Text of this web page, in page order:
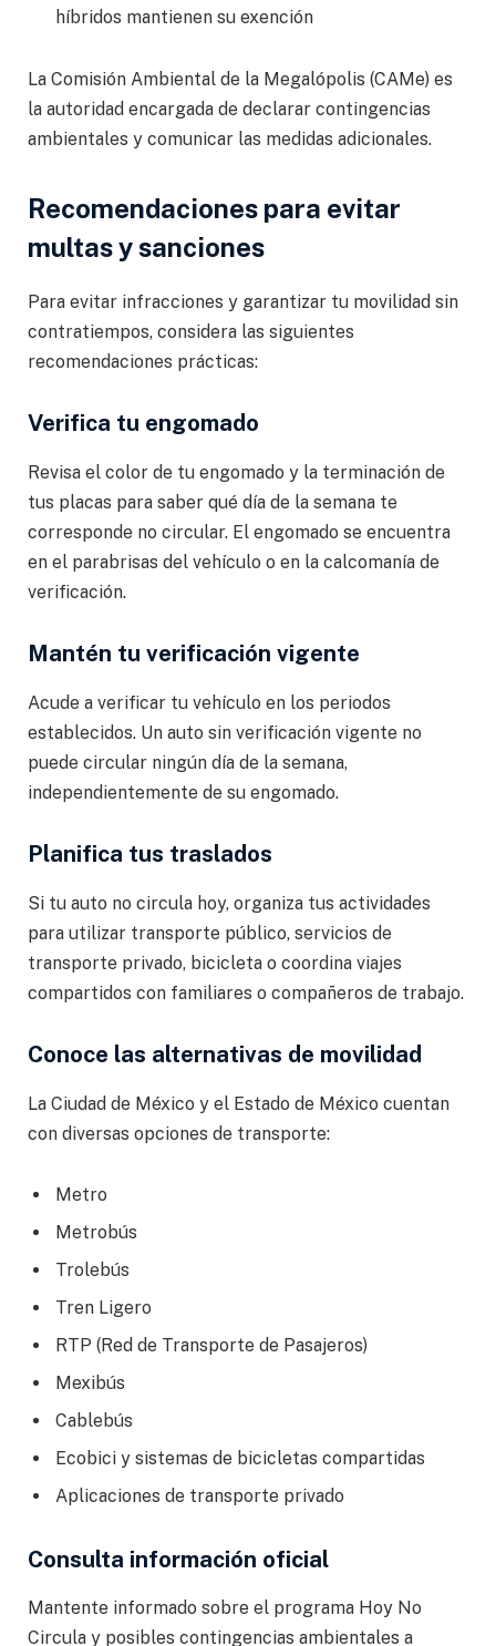
híbridos mantienen su exención
La Comisión Ambiental de la Megalópolis (CAMe) es
la autoridad encargada de declarar contingencias
ambientales y comunicar las medidas adicionales.
Recomendaciones para evitar
multas y sanciones
Para evitar infracciones y garantizar tu movilidad sin
contratiempos, considera las siguientes
recomendaciones prácticas:
Verifica tu engomado
Revisa el color de tu engomado y la terminación de
tus placas para saber qué día de la semana te
corresponde no circular. El engomado se encuentra
en el parabrisas del vehículo o en la calcomanía de
verificación.
Mantén tu verificación vigente
Acude a verificar tu vehículo en los periodos
establecidos. Un auto sin verificación vigente no
puede circular ningún día de la semana,
independientemente de su engomado.
Planifica tus traslados
Si tu auto no circula hoy, organiza tus actividades
para utilizar transporte público, servicios de
transporte privado, bicicleta o coordina viajes
compartidos con familiares o compañeros de trabajo.
Conoce las alternativas de movilidad
La Ciudad de México y el Estado de México cuentan
con diversas opciones de transporte:
Metro
Metrobús
Trolebús
Tren Ligero
RTP (Red de Transporte de Pasajeros)
Mexibús
Cablebús
Ecobici y sistemas de bicicletas compartidas
Aplicaciones de transporte privado
Consulta información oficial
Mantente informado sobre el programa Hoy No
Circula y posibles contingencias ambientales a